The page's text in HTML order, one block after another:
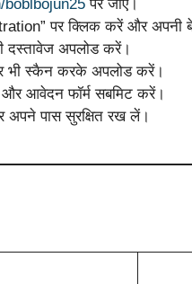
पर जाएं।
पर क्लिक करें और अपनी
दस्तावेज अपलोड करें।
भी स्कैन करके अपलोड करें।
आवेदन फॉर्म सबमिट करें।
पास सुरक्षित रख लें।